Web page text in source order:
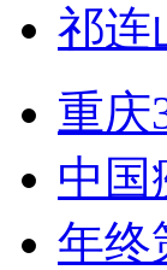
祁连
重
中国
年终